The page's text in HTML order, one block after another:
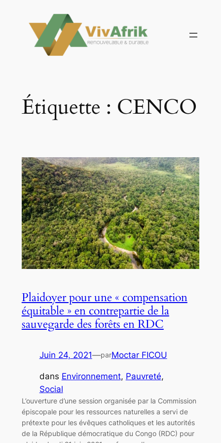
contenu
Étiquette : CENCO
Plaidoyer pour une « compensation
équitable » en contrepartie de la
sauvegarde des forêts en RDC
Juin 24, 2021—parMoctar FICOU
dans Environnement, Pauvreté
Social
L’ouverture d’une session organisée par la Commission
épiscopale pour les ressources naturelles a servi de
prétexte pour les évêques catholiques et les autorités
de la République démocratique du Congo (RDC) pour